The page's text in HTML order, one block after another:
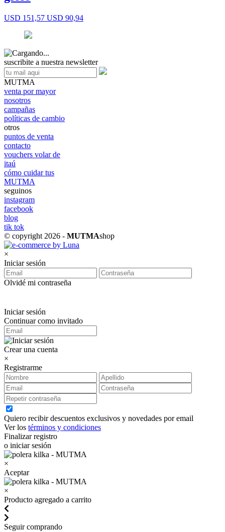
USD 151,57 USD 90,94
suscribite a nuestra newsletter
MUTMA
venta por mayor
nosotros
campañas
políticas de cambio
otros
puntos de venta
contacto
vouchers volar de
itaú
cómo cuidar tus
MUTMA
seguinos
instagram
facebook
blog
tik tok
© copyright 2026 - MUTMAshop
×
Iniciar sesión
Olvidé mi contraseña
Iniciar sesión
Continuar como invitado
Crear una cuenta
×
Registrarme
Quiero recibir descuentos exclusivos y novedades por email
Ver los términos y condiciones
Finalizar registro
o iniciar sesión
×
Aceptar
×
Producto agregado a carrito
Seguir comprando